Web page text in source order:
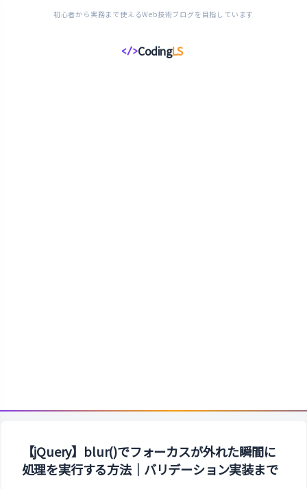
初心者から実務まで使えるWeb技術ブログを目指しています
</>CodingLS
コ
【jQuery】blur()でフォーカスが外れた瞬間に
処理を実行する方法｜バリデーション実装まで